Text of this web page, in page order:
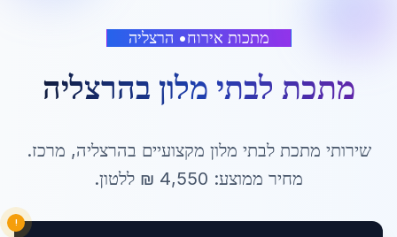
מתכות אירוח• הרצליה
מתכת לבתי מלון בהרצליה
שירותי מתכת לבתי מלון מקצועיים בהרצליה, מרכז.
מחיר ממוצע: 4,550 ₪ ללטון.
!